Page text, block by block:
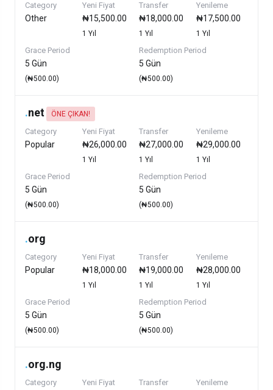
Category
Other
Yeni Fiyat
₦15,500.00
1 Yıl
Transfer
₦18,000.00
1 Yıl
Yenileme
₦17,500.00
1 Yıl
Grace Period
5 Gün
(₦500.00)
Redemption Period
5 Gün
(₦500.00)
.net ÖNE ÇIKAN!
Category
Popular
Yeni Fiyat
₦26,000.00
1 Yıl
Transfer
₦27,000.00
1 Yıl
Yenileme
₦29,000.00
1 Yıl
Grace Period
5 Gün
(₦500.00)
Redemption Period
5 Gün
(₦500.00)
.org
Category
Popular
Yeni Fiyat
₦18,000.00
1 Yıl
Transfer
₦19,000.00
1 Yıl
Yenileme
₦28,000.00
1 Yıl
Grace Period
5 Gün
(₦500.00)
Redemption Period
5 Gün
(₦500.00)
.org.ng
Category Yeni Fiyat Transfer Yenileme